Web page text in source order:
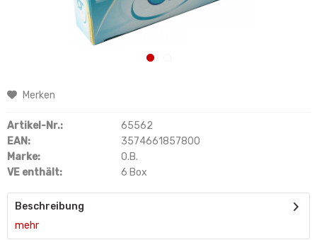
Merken
Artikel-Nr.:
65562
EAN:
3574661857800
Marke:
O.B.
VE enthält:
6 Box
Beschreibung
mehr